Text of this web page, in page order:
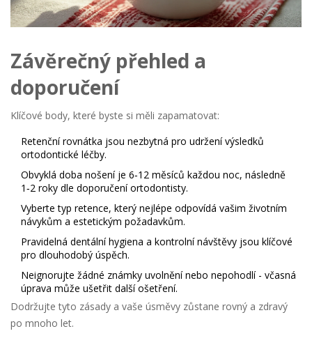
Závěrečný přehled a
doporučení
Klíčové body, které byste si měli zapamatovat:
Retenční rovnátka jsou nezbytná pro udržení výsledků
ortodontické léčby.
Obvyklá doba nošení je 6‑12 měsíců každou noc, následně
1‑2 roky dle doporučení ortodontisty.
Vyberte typ retence, který nejlépe odpovídá vašim životním
návykům a estetickým požadavkům.
Pravidelná dentální hygiena a kontrolní návštěvy jsou klíčové
pro dlouhodobý úspěch.
Neignorujte žádné známky uvolnění nebo nepohodlí - včasná
úprava může ušetřit další ošetření.
Dodržujte tyto zásady a vaše úsměvy zůstane rovný a zdravý
po mnoho let.